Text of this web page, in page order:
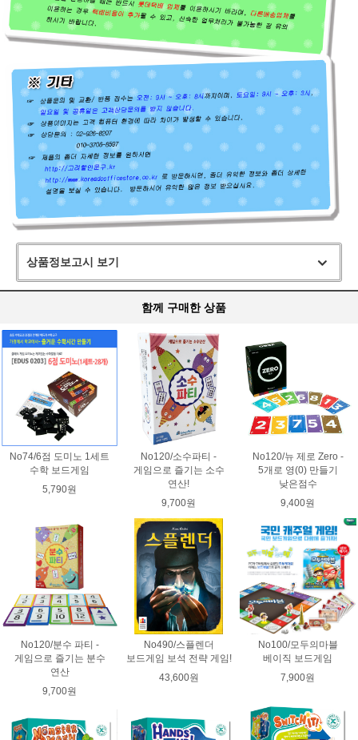
상품정보고시 보기
함께 구매한 상품
No74/6점 도미노 1세트
수학 보드게임
5,790원
No120/소수파티 -
게임으로 즐기는 소수
연산!
9,700원
No120/뉴 제로 Zero -
5개로 영(0) 만들기
낮은점수
9,400원
No120/분수 파티 -
게임으로 즐기는 분수
연산
9,700원
No490/스플렌더
보드게임 보석 전략 게임!
43,600원
No100/모두의마블
베이직 보드게임
7,900원